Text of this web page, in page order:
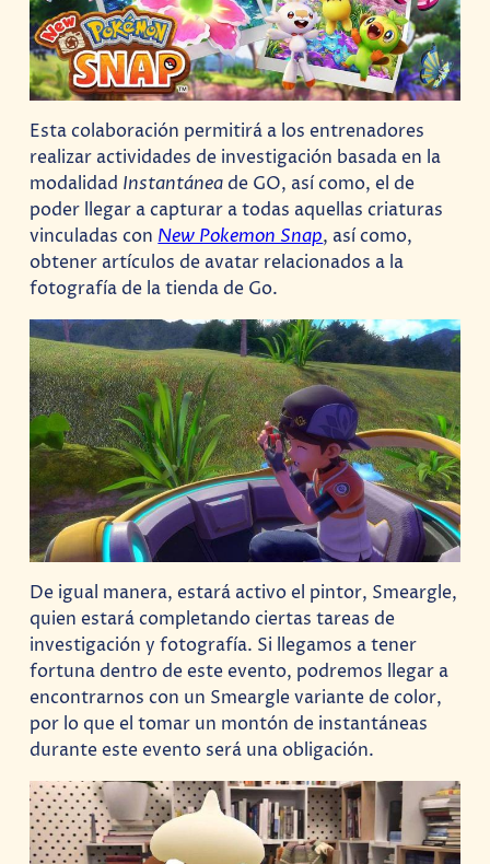
Esta colaboración permitirá a los entrenadores
realizar actividades de investigación basada en la
modalidad Instantáneade GO, así como, el de
poder llegar a capturar a todas aquellas criaturas
vinculadas con New Pokemon Snap, así como,
obtener artículos de avatar relacionados a la
fotografía de la tienda de Go.
De igual manera, estará activo el pintor, Smeargle,
quien estará completando ciertas tareas de
investigación y fotografía. Si llegamos a tener
fortuna dentro de este evento, podremos llegar a
encontrarnos con un Smeargle variante de color,
por lo que el tomar un montón de instantáneas
durante este evento será una obligación.